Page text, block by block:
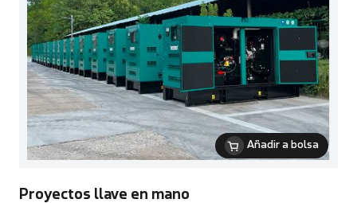
Añadir a bolsa
Proyectos llave en mano